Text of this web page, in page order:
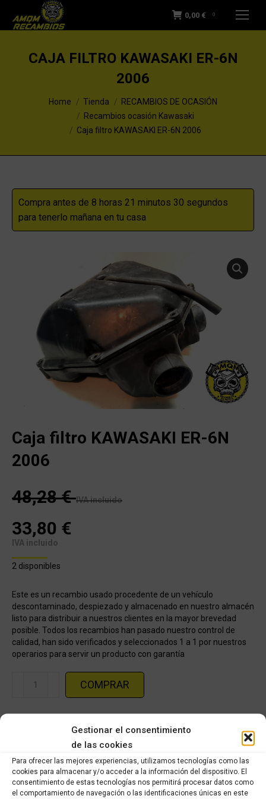
Gestionar el consentimiento
de las cookies
Para ofrecer las mejores experiencias, utilizamos tecnologías como las
cookies para almacenar y/o acceder a la información del dispositivo. El
consentimiento de estas tecnologías nos permitirá procesar datos como
el comportamiento de navegación o las identificaciones únicas en este
0,00 € 0
CAJA FILTRO KAWASAKI ER-6N
2006
You are here:Home Tienda
RECAMBIOS DE OCASIÓN
Recambios ocasión Kawasaki
Caja filtro KAWASAKI ER-6N 2006
Compra antes de 8 horas 21 minutos 29 segundos
para tenerlo mañana en tu casa
Caja filtro KAWASAKI ER-6N
2006
48,28€ IVA incluido
33,80 €
IVA incluido
2 disponibles
Este es un recambio usado procedente de un vehículo
descontaminado, despiezado y almacenado en nuestro almacén
listo para distribuir a nuestros clientes en la mayor brevedad
posible. Todos los recambios han pasado nuestro control de
calidad, han sido verificados y seleccionados 1 a 1 por nuestros
operarios para servir un producto con garantía
cantidad
COMPRAR
Share this product
Share
Share
Share
Share